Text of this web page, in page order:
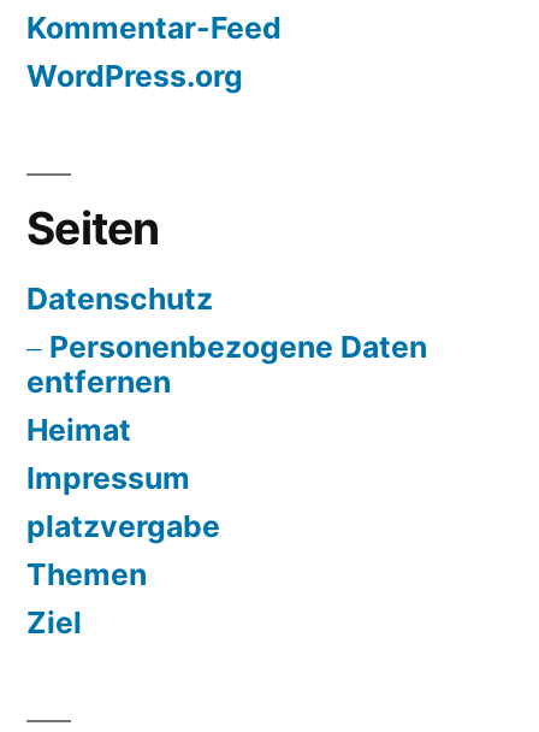
Kommentar-Feed
WordPress.org
Seiten
Datenschutz
Personenbezogene Daten
entfernen
Heimat
Impressum
platzvergabe
Themen
Ziel